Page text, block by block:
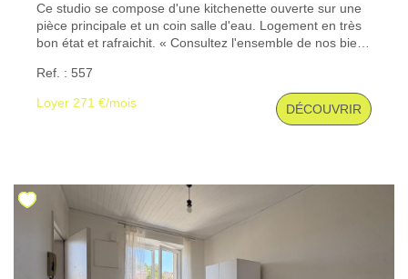
Ce studio se compose d'une kitchenette ouverte sur une
pièce principale et un coin salle d'eau. Logement en très
bon état et rafraichit. « Consultez l'ensemble de nos biens
immobilier.fr. » ''Gibert Immobilier, votre agence
immobilière au Puy-en-Velay depuis plus de 50 ans, vous
accompagne dans tous vos projets de location, gestion
locative, transaction, vente, assurance, estimation de
bien est exposé sont disponibles sur le site Géorisques :
Ref. : 557
Loyer 271 €/mois DÉCOUVRIR